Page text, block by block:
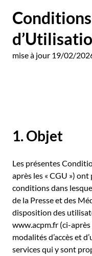
mise à jour 19/02/
1. Objet
Les présentes
après les « CGU »)
conditions dans
de la Presse et des
disposition des
www.acpm.fr (ci-après
modalités d’accès et
services qui y sont